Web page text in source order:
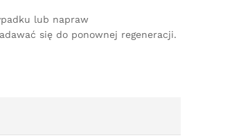
lub napraw
się do ponownej regeneracji.